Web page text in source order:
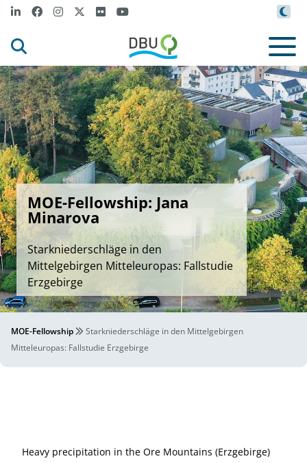
MOE-Fellowship: Jana
Minarova
Starkniederschläge in den
Mittelgebirgen Mitteleuropas: Fallstudie
Erzgebirge
MOE-Fellowship
Starkniederschläge in den Mittelgebirgen
Mitteleuropas: Fallstudie Erzgebirge
Heavy precipitation in the Ore Mountains (Erzgebirge)